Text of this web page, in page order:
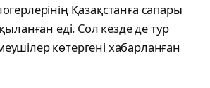
Қазақстанға сапары
еді. Сол кезде де тур
көтергені хабарланған